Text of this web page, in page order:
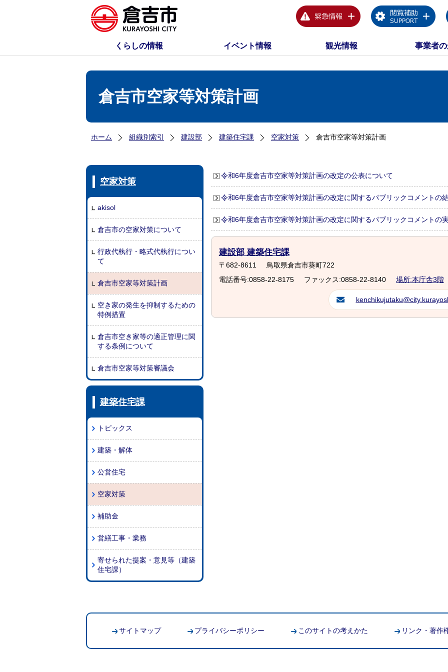
くらしの情報 イベント情報 観光情報 事業者
倉吉市空家等対策計画
ホーム 組織別索引 建設部 建築住宅課 空家対策 倉吉市空家等対策計画
空家対策
akisol
倉吉市の空家対策について
行政代執行・略式代執行につい
て
倉吉市空家等対策計画
空き家の発生を抑制するための
特例措置
倉吉市空き家等の適正管理に関
する条例について
倉吉市空家等対策審議会
建築住宅課
トピックス
建築・解体
公営住宅
空家対策
補助金
営繕工事・業務
寄せられた提案・意見等（建築
住宅課）
令和6年度倉吉市空家等対策計画の改定の公表について
令和6年度倉吉市空家等対策計画の改定に関するパブリックコメントの
令和6年度倉吉市空家等対策計画の改定に関するパブリックコメントの
建設部 建築住宅課
〒682-8611
鳥取県倉吉市葵町722
電話番号:0858-22-8175
ファックス:0858-22-8140 場所:本庁舎3階
サイトマップ プライバシーポリシー このサイトの考えかた リンク・著作